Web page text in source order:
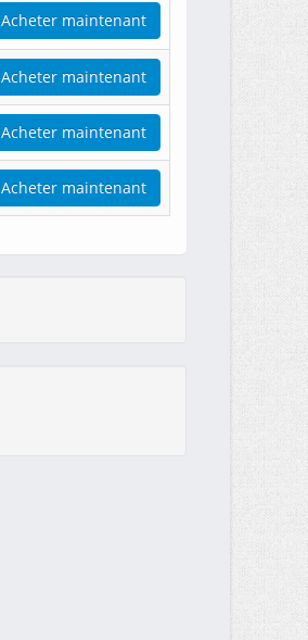
Acheter maintenant
Acheter maintenant
Acheter maintenant
Acheter maintenant